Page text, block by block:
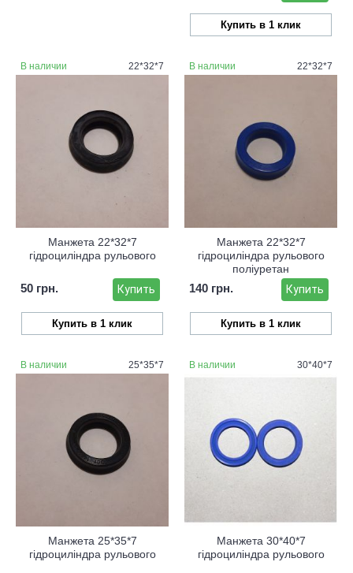
Купить в 1 клик
В наличии 22*32*7
Манжета 22*32*7
гідроциліндра рульового
50 грн. Купить
Купить в 1 клик
В наличии 22*32*7
Манжета 22*32*7
гідроциліндра рульового
поліуретан
140 грн. Купить
Купить в 1 клик
В наличии 25*35*7
Манжета 25*35*7
гідроциліндра рульового
В наличии 30*40*7
Манжета 30*40*7
гідроциліндра рульового